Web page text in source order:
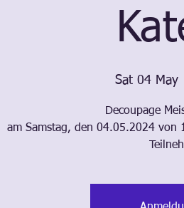
Sat 04 May
Decoupage
am Samstag, den 04.05.2024